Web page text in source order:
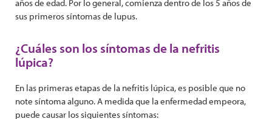
años de edad. Por lo general, comienza dentro de los 5 años de
sus primeros síntomas de lupus.
¿Cuáles son los síntomas de la nefritis
lúpica?
En las primeras etapas de la nefritis lúpica, es posible que no
note síntoma alguno. A medida que la enfermedad empeora,
puede causar los siguientes síntomas: